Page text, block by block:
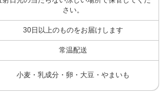
さい。
30日以上のものをお届けします
常温配送
小麦・乳成分・卵・大豆・やまいも